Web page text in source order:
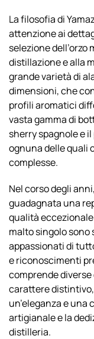
La filosofia di
attenzione ai
selezione
distillazione e alla
grande varietà di
dimensioni, che
profili aromatici
vasta gamma di
sherry spagnole e
ognuna delle quali
complesse.
Nel corso degli
guadagnata una
qualità eccezionale
malto singolo sono
appassionati di
e riconoscimenti
comprende
carattere
un’eleganza e
artigianale e la
distilleria.